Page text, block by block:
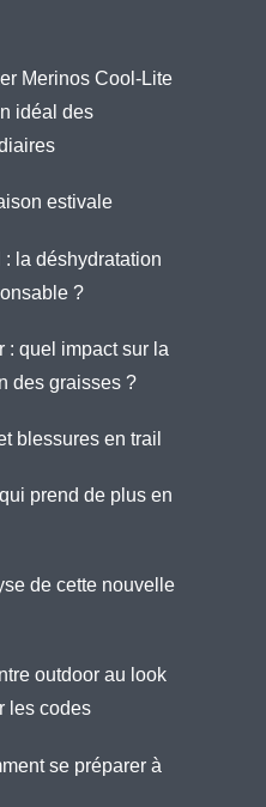
Merinos Cool-Lite
idéal des
estivale
la déshydratation
?
: quel impact sur la
des graisses ?
blessures en trail
prend de plus en
de cette nouvelle
outdoor au look
les codes
se préparer à